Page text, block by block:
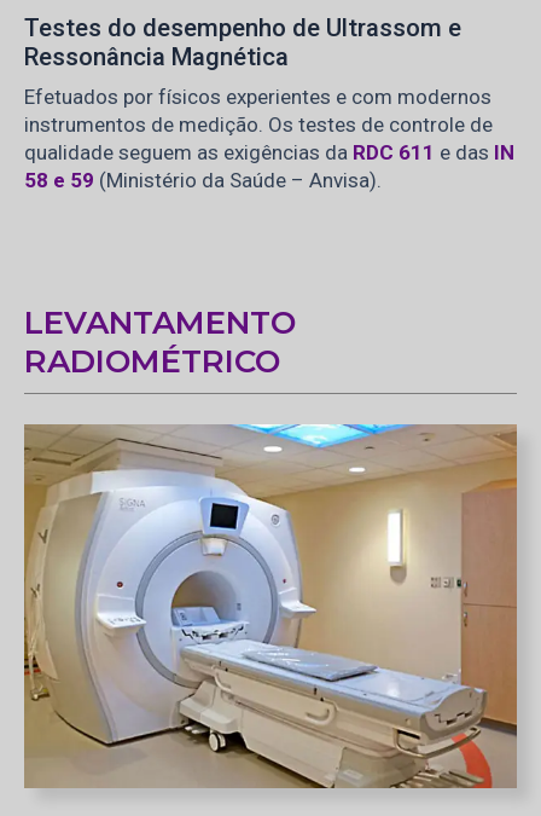
Testes do desempenho de Ultrassom e
Ressonância Magnética
Efetuados por físicos experientes e com modernos
instrumentos de medição. Os testes de controle de
qualidade seguem as exigências da RDC 611 e das IN
58 e 59 (Ministério da Saúde – Anvisa).
LEVANTAMENTO
RADIOMÉTRICO